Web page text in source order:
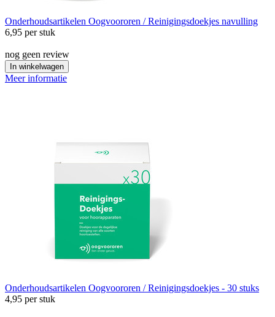
Onderhoudsartikelen Oogvoororen / Reinigingsdoekjes navulling
6,95 per stuk
nog geen review
In winkelwagen
Meer informatie
Onderhoudsartikelen Oogvoororen / Reinigingsdoekjes - 30 stuks
4,95 per stuk